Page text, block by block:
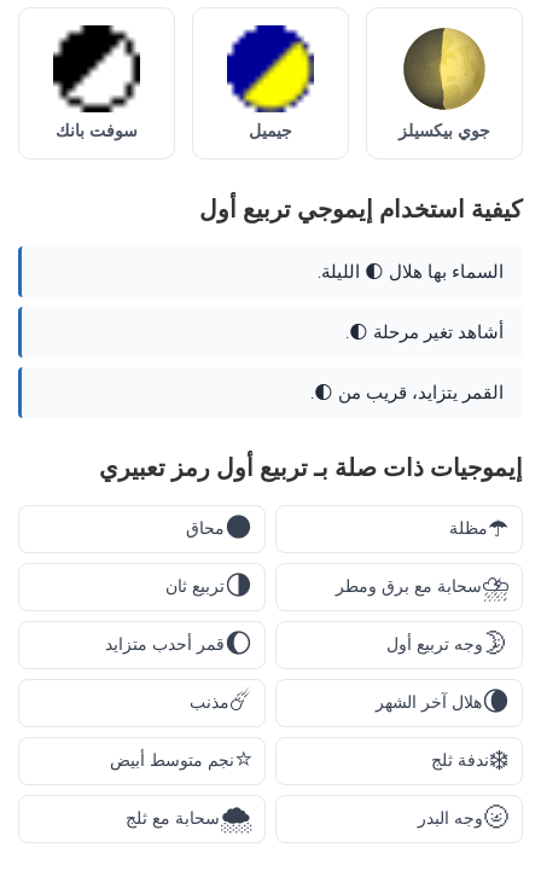
جوي بيكسيلز جيميل سوفت بانك
كيفية استخدام إيموجي تربيع أول
السماء بها هلال 🌓 الليلة.
أشاهد تغير مرحلة 🌓.
القمر يتزايد، قريب من 🌓.
إيموجيات ذات صلة بـ تربيع أول رمز تعبيري
☂️مظلة 🌑محاق
⛈️سحابة مع برق ومطر 🌗تربيع ثان
🌛وجه تربيع أول 🌔قمر أحدب متزايد
🌘هلال آخر الشهر ☄️مذنب
❄️ندفة ثلج ⭐نجم متوسط أبيض
🌝وجه البدر 🌨️سحابة مع ثلج